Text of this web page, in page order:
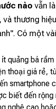
nào vẫn
và thương
Có một
ít quảng bá
thoại giá rẻ,
smartphone
biết đến